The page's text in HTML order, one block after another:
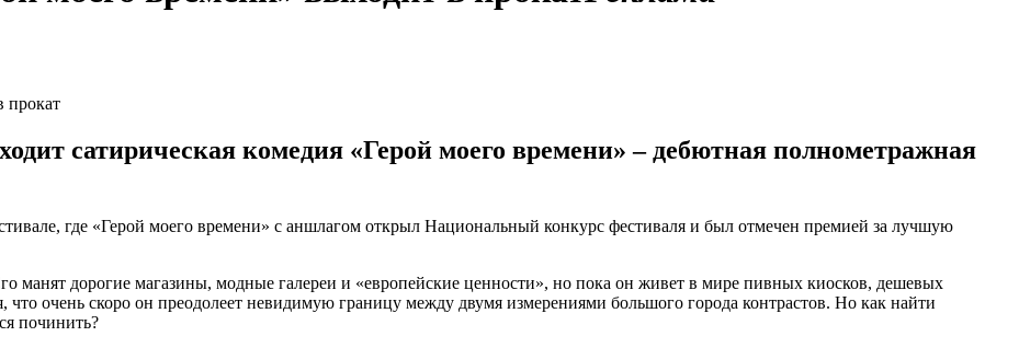
сатирическая комедия «Герой моего времени» – дебютная полнометражная
где «Герой моего времени» с аншлагом открыл Национальный конкурс фестиваля и был отмечен премией за лучшую
манят дорогие магазины, модные галереи и «европейские ценности», но пока он живет в мире пивных киосков, дешевых
очень скоро он преодолеет невидимую границу между двумя измерениями большого города контрастов. Но как найти
починить?